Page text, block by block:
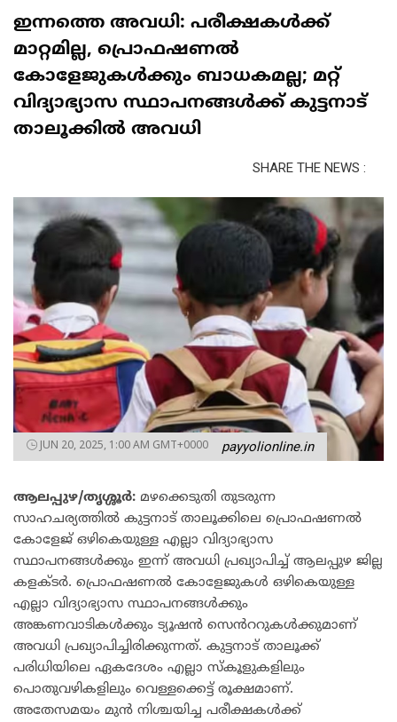
ഇന്നത്തെ അവധി: പരീക്ഷകൾക്ക്
മാറ്റമില്ല, പ്രൊഫഷണൽ
കോളേജുകൾക്കും ബാധകമല്ല; മറ്റ്
വിദ്യാഭ്യാസ സ്ഥാപനങ്ങൾക്ക് കുട്ടനാട്
താലൂക്കിൽ അവധി
SHARE THE NEWS :
JUN 20, 2025, 1:00 AM GMT+0000 payyolionline.in
ആലപ്പുഴ/തൃശ്ശൂര്‍: മഴക്കെടുതി തുടരുന്ന
സാഹചര്യത്തിൽ കുട്ടനാട് താലൂക്കിലെ പ്രൊഫഷണൽ
കോളേജ് ഒഴികെയുള്ള എല്ലാ വിദ്യാഭ്യാസ
സ്ഥാപനങ്ങൾക്കും ഇന്ന് അവധി പ്രഖ്യാപിച്ച് ആലപ്പുഴ ജില്ല
കളക്ടർ. പ്രൊഫഷണൽ കോളേജുകൾ ഒഴികെയുള്ള
എല്ലാ വിദ്യാഭ്യാസ സ്ഥാപനങ്ങൾക്കും
അങ്കണവാടികൾക്കും ട്യൂഷൻ സെൻററുകൾക്കുമാണ്
അവധി പ്രഖ്യാപിച്ചിരിക്കുന്നത്. കുട്ടനാട് താലൂക്ക്
പരിധിയിലെ ഏകദേശം എല്ലാ സ്കൂളുകളിലും
പൊതുവഴികളിലും വെള്ളക്കെട്ട് രൂക്ഷമാണ്.
അതേസമയം മുൻ നിശ്ചയിച്ച പരീക്ഷകൾക്ക്